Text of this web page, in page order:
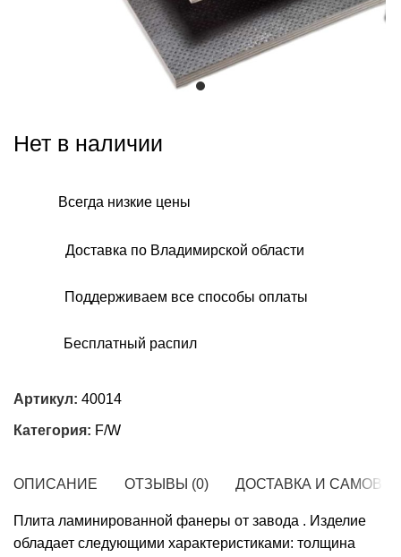
Нет в наличии
Всегда низкие цены
Доставка по Владимирской области
Поддерживаем все способы оплаты
Бесплатный распил
Артикул: 40014
Категория: F/W
ОПИСАНИЕ ОТЗЫВЫ (0) ДОСТАВКА И
Плита ламинированной фанеры от завода . Изделие
обладает следующими характеристиками: толщина